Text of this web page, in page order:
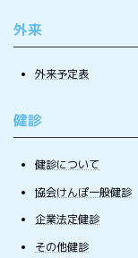
外来
外来予定表
健診
健診について
協会けんぽ一般健診
企業法定健診
その他健診